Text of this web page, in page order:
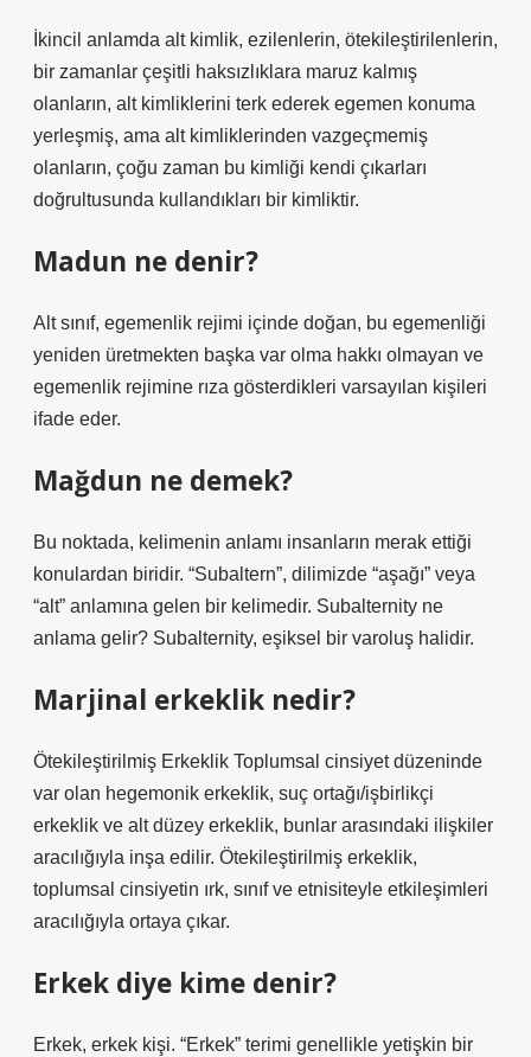
İkincil anlamda alt kimlik, ezilenlerin, ötekileştirilenlerin,
bir zamanlar çeşitli haksızlıklara maruz kalmış
olanların, alt kimliklerini terk ederek egemen konuma
yerleşmiş, ama alt kimliklerinden vazgeçmemiş
olanların, çoğu zaman bu kimliği kendi çıkarları
doğrultusunda kullandıkları bir kimliktir.
Madun ne denir?
Alt sınıf, egemenlik rejimi içinde doğan, bu egemenliği
yeniden üretmekten başka var olma hakkı olmayan ve
egemenlik rejimine rıza gösterdikleri varsayılan kişileri
ifade eder.
Mağdun ne demek?
Bu noktada, kelimenin anlamı insanların merak ettiği
konulardan biridir. “Subaltern”, dilimizde “aşağı” veya
“alt” anlamına gelen bir kelimedir. Subalternity ne
anlama gelir? Subalternity, eşiksel bir varoluş halidir.
Marjinal erkeklik nedir?
Ötekileştirilmiş Erkeklik Toplumsal cinsiyet düzeninde
var olan hegemonik erkeklik, suç ortağı/işbirlikçi
erkeklik ve alt düzey erkeklik, bunlar arasındaki ilişkiler
aracılığıyla inşa edilir. Ötekileştirilmiş erkeklik,
toplumsal cinsiyetin ırk, sınıf ve etnisiteyle etkileşimleri
aracılığıyla ortaya çıkar.
Erkek diye kime denir?
Erkek, erkek kişi. “Erkek” terimi genellikle yetişkin bir